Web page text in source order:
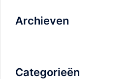
Archieven
Categorieën